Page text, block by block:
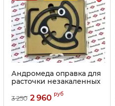
Андромеда оправка для
расточки незакаленных
кулачков 160 мм
3 250 2 960 руб